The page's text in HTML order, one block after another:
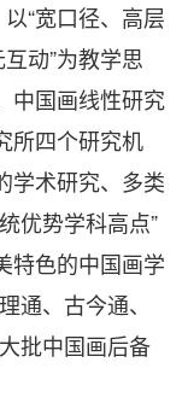
“宽口径、高层
动”为教学思
中国画线性研究
所四个研究机
学术研究、多类
优势学科高点”
特色的中国画学
通、古今通、
批中国画后备